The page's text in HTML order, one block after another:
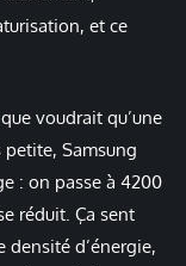
et ce
voudrait qu’une
Samsung
: on passe à 4200
réduit. Ça sent
densité d’énergie,